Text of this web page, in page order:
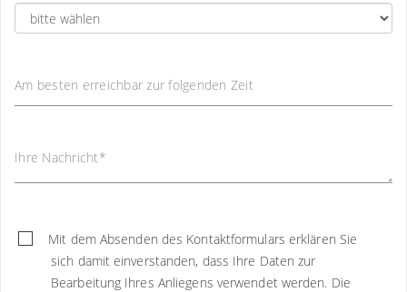
Am besten erreichbar zur folgenden Zeit
Ihre Nachricht*
Mit dem Absenden des Kontaktformulars erklären Sie
sich damit einverstanden, dass Ihre Daten zur
Bearbeitung Ihres Anliegens verwendet werden. Die